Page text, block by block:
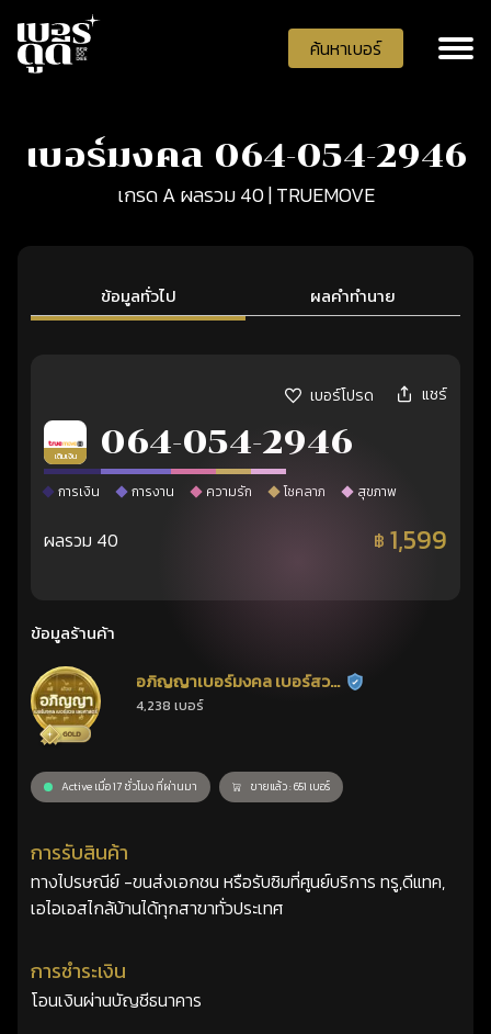
ค้นหาเบอร์
เบอร์มงคล 064-054-2946
เกรด A ผลรวม 40 | TRUEMOVE
ข้อมูลทั่วไป ผลคำทำนาย
เบอร์โปรด แชร์
เติมเงิน 064-054-2946
การเงิน การงาน ความรัก โชคลาภ สุขภาพ
ผลรวม 40 ฿ 1,599
ข้อมูลร้านค้า
อภิญญาเบอร์มงคล เบอร์สวย
เลขศาสตร์
ร้านยืนยันแล้ว
4,238 เบอร์
Active เมื่อ 17 ชั่วโมง ที่ผ่านมา ขายแล้ว : 651 เบอร์
การรับสินค้า
ทางไปรษณีย์ -ขนส่งเอกชน หรือรับซิมที่ศูนย์บริการ ทรู,ดีแทค,
เอไอเอสไกล้บ้านได้ทุกสาขาทั่วประเทศ
การชำระเงิน
โอนเงินผ่านบัญชีธนาคาร